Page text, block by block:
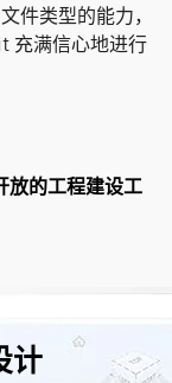
件类型的能力，
充满信心地进行
放的工程建设工
计